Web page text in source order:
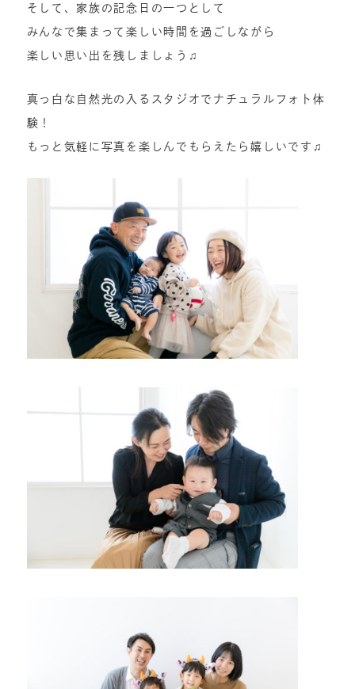
そして、家族の記念日の一つとして
みんなで集まって楽しい時間を過ごしながら
楽しい思い出を残しましょう♫
真っ白な自然光の入るスタジオでナチュラルフォト体
験！
もっと気軽に写真を楽しんでもらえたら嬉しいです♫